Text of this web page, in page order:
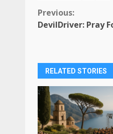
Continue
Previous:
DevilDriver: Pray
RELATED STORIES